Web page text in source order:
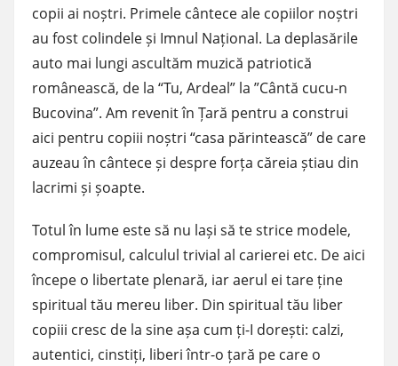
copii ai noștri. Primele cântece ale copiilor noștri
au fost colindele și Imnul Național. La deplasările
auto mai lungi ascultăm muzică patriotică
românească, de la “Tu, Ardeal” la ”Cântă cucu-n
Bucovina”. Am revenit în Țară pentru a construi
aici pentru copiii noștri “casa părintească” de care
auzeau în cântece și despre forța căreia știau din
lacrimi și șoapte.
Totul în lume este să nu lași să te strice modele,
compromisul, calculul trivial al carierei etc. De aici
începe o libertate plenară, iar aerul ei tare ține
spiritual tău mereu liber. Din spiritual tău liber
copiii cresc de la sine așa cum ți-I dorești: calzi,
autentici, cinstiți, liberi într-o țară pe care o